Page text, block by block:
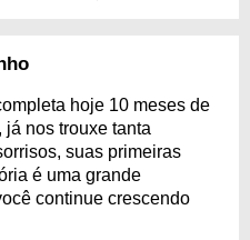
hoje 10 meses de
nos trouxe tanta
suas primeiras
é uma grande
continue crescendo